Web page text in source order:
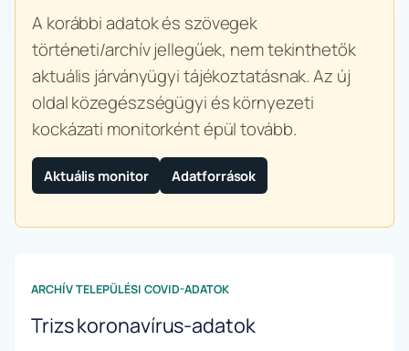
A korábbi adatok és szövegek
történeti/archív jellegűek, nem tekinthetők
aktuális járványügyi tájékoztatásnak. Az új
oldal közegészségügyi és környezeti
kockázati monitorként épül tovább.
Aktuális monitor Adatforrások
ARCHÍV TELEPÜLÉSI COVID-ADATOK
Trizs koronavírus-adatok